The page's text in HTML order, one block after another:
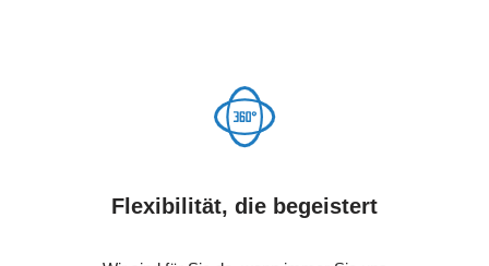
Flexibilität, die begeistert